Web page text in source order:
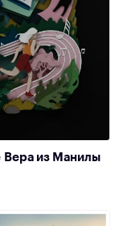
Вера из Манилы